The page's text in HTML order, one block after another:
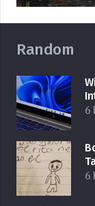
Random
6
6